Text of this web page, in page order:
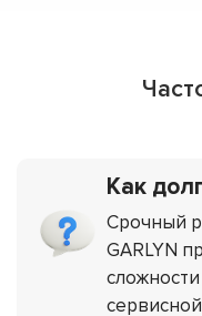
Как
Срочный
GARLYN